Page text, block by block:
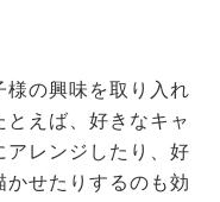
様の興味を取り入れ
えば、好きなキャ
アレンジしたり、好
かせたりするのも効